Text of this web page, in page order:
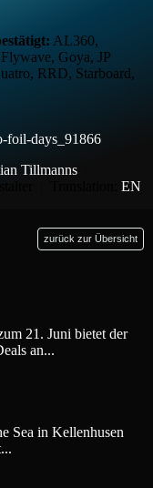
AL360,
Goya, JP
RRD, Starboard,
foil-days_91866
Tillmanns
EN
zurück zur Übersicht
21. Juni bietet der
an...
Sea in Kellenhusen